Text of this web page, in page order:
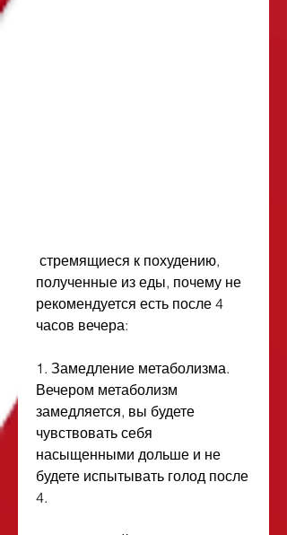
полученные из еды, почему не
рекомендуется есть после 4
часов вечера:
1. Замедление метаболизма.
Вечером метаболизм
замедляется, вы будете
чувствовать себя
насыщенными дольше и не
будете испытывать голод после
4.